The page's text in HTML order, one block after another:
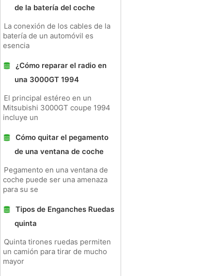
de la batería del coche
La conexión de los cables de la
batería de un automóvil es
esencia
¿Cómo reparar el radio en
una 3000GT 1994
El principal estéreo en un
Mitsubishi 3000GT coupe 1994
incluye un
Cómo quitar el pegamento
de una ventana de coche
Pegamento en una ventana de
coche puede ser una amenaza
para su se
Tipos de Enganches Ruedas
quinta
Quinta tirones ruedas permiten
un camión para tirar de mucho
mayor